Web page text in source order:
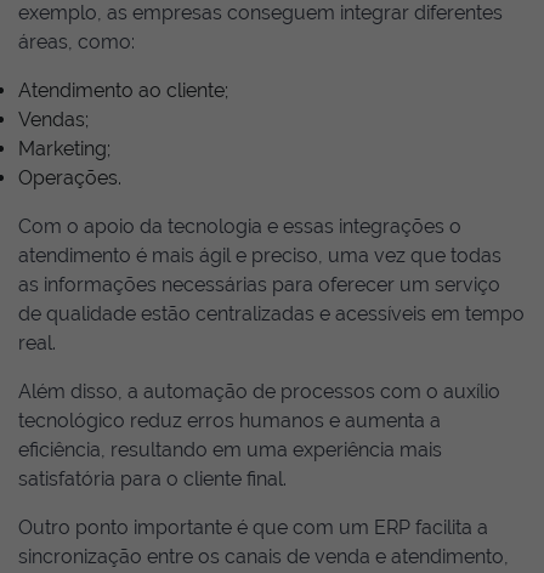
exemplo, as empresas conseguem integrar diferentes
áreas, como:
Atendimento ao cliente;
Vendas;
Marketing;
Operações.
Com o apoio da tecnologia e essas integrações o
atendimento é mais ágil e preciso, uma vez que todas
as informações necessárias para oferecer um serviço
de qualidade estão centralizadas e acessíveis em tempo
real.
Além disso, a automação de processos com o auxílio
tecnológico reduz erros humanos e aumenta a
eficiência, resultando em uma experiência mais
satisfatória para o cliente final.
Outro ponto importante é que com um ERP facilita a
sincronização entre os canais de venda e atendimento,